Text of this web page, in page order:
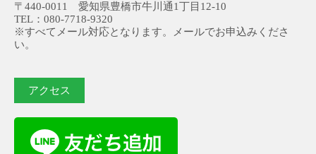
〒440-0011 愛知県豊橋市牛川通1丁目12-10
TEL：080-7718-9320
※すべてメール対応となります。メールでお申込みくださ
い。
アクセス